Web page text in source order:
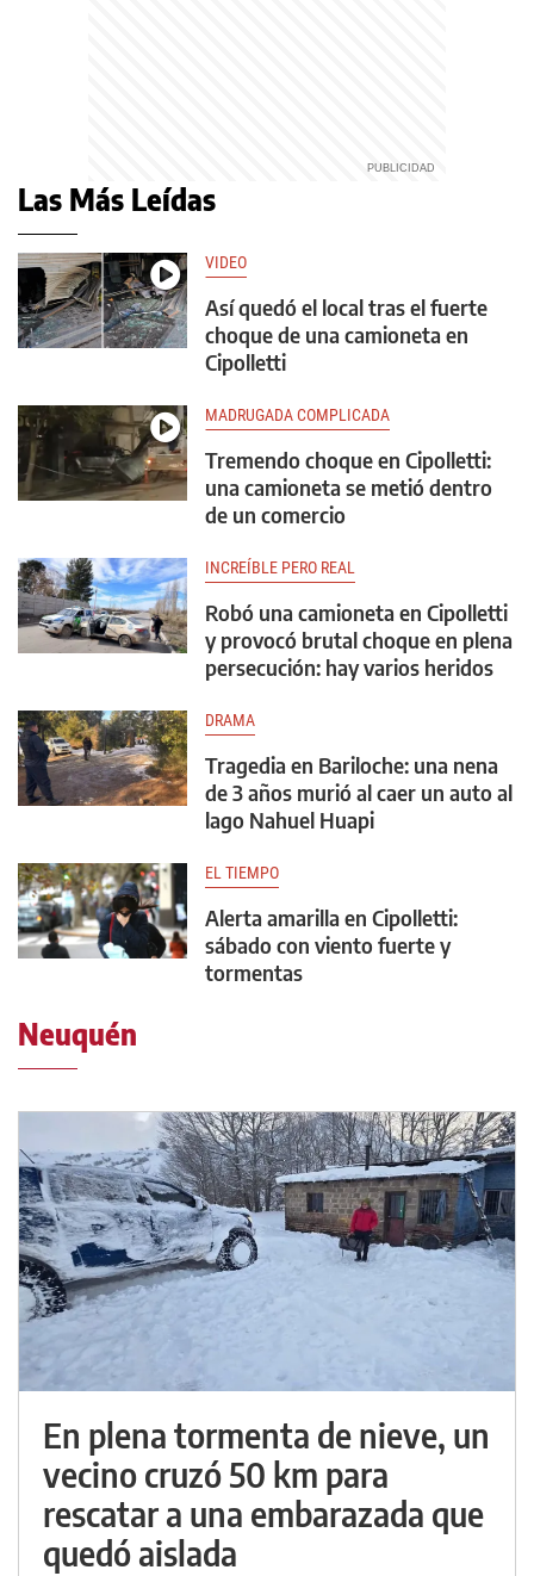
Las Más Leídas
VIDEO
Así quedó el local tras el fuerte
choque de una camioneta en
Cipolletti
MADRUGADA COMPLICADA
Tremendo choque en Cipolletti:
una camioneta se metió dentro
de un comercio
INCREÍBLE PERO REAL
Robó una camioneta en Cipolletti
y provocó brutal choque en plena
persecución: hay varios heridos
DRAMA
Tragedia en Bariloche: una nena
de 3 años murió al caer un auto al
lago Nahuel Huapi
EL TIEMPO
Alerta amarilla en Cipolletti:
sábado con viento fuerte y
tormentas
Neuquén
En plena tormenta de nieve, un
vecino cruzó 50 km para
rescatar a una embarazada que
quedó aislada